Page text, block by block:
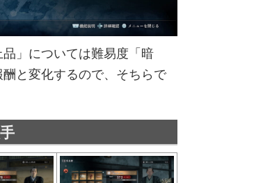
」については難易度「暗
と変化するので、そちらで